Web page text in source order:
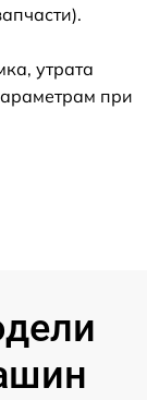
утрата
при